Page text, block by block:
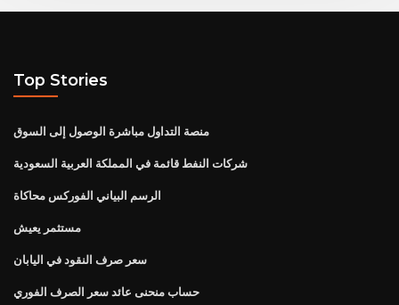
Top Stories
منصة التداول مباشرة الوصول إلى السوق
شركات النفط قائمة في المملكة العربية السعودية
الرسم البياني الفوركس محاكاة
مستثمر يعيش
سعر صرف النقود في اليابان
حساب منحنى عائد سعر الصرف الفوري